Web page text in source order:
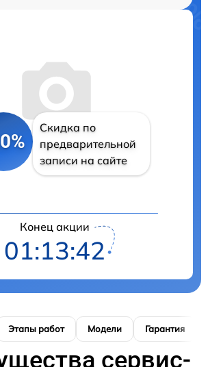
Скидка по
предварительной
записи на сайте
Конец акции
01:13:41
Этапы работ Модели Гарантия
сервис-